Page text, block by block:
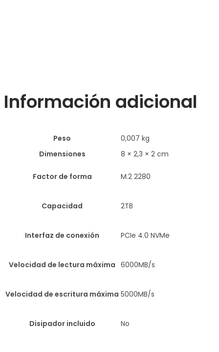
Información adicional
Peso
0,007 kg
Dimensiones
8 × 2,3 × 2 cm
Factor de forma M.2 2280
Capacidad 2TB
Interfaz de conexión PCIe 4.0 NVMe
Velocidad de lectura máxima 6000MB/s
Velocidad de escritura máxima 5000MB/s
Disipador incluido No